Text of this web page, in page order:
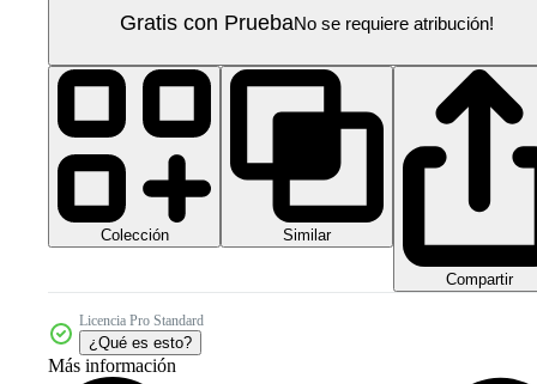
Gratis con PruebaNo se requiere atribución!
Colección Similar
Compartir
Licencia Pro Standard
¿Qué es esto?
Más información